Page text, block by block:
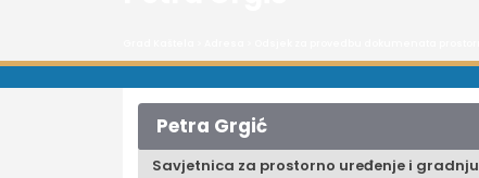
Petra Grgić
Savjetnica za prostorno uređenje i gradnju